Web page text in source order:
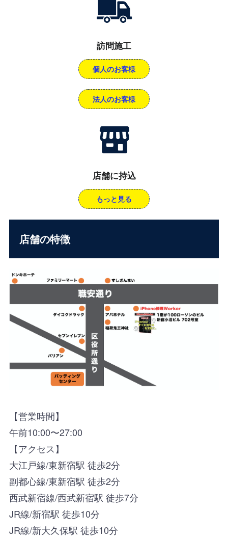
訪問施工
個人のお客様
法人のお客様
店舗に持込
もっと見る
店舗の特徴
【営業時間】
午前10:00〜27:00
【アクセス】
大江戸線/東新宿駅 徒歩2分
副都心線/東新宿駅 徒歩2分
西武新宿線/西武新宿駅 徒歩7分
JR線/新宿駅 徒歩10分
JR線/新大久保駅 徒歩10分